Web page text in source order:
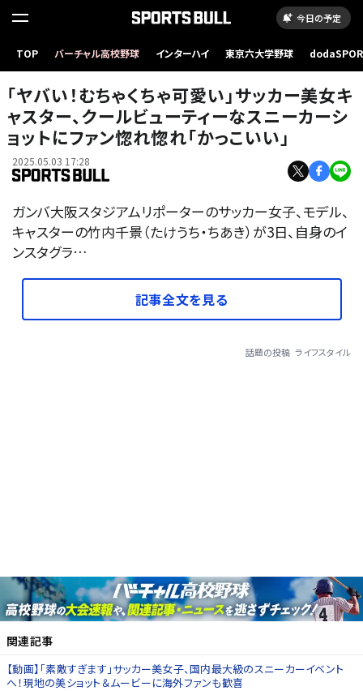
今日の予定
TOP バーチャル高校野球 インターハイ 東京六大学野球
「ヤバい！むちゃくちゃ可愛い」サッカー美女キ
ャスター、クールビューティーなスニーカーシ
ョットにファン惚れ惚れ「かっこいい」
2025.05.03 17:28
ガンバ大阪スタジアムリポーターのサッカー女子、モデル、
キャスターの竹内千景（たけうち・ちあき）が3日、自身のイ
ンスタグラ…
記事全文を見る
話題の投稿 ライフスタイル
関連記事
【動画】「素敵すぎます」サッカー美女子、国内最大級のスニーカーイベント
へ！現地の美ショット＆ムービーに海外ファンも歓喜